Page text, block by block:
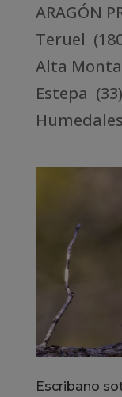
ARAGÓN
Teruel
Alta
Estepa
Escribano